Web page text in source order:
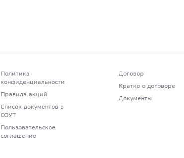
Политика
конфиденциальности
Правила акций
Список документов в
СОУТ
Пользовательское
соглашение
Договор
Кратко о договоре
Документы